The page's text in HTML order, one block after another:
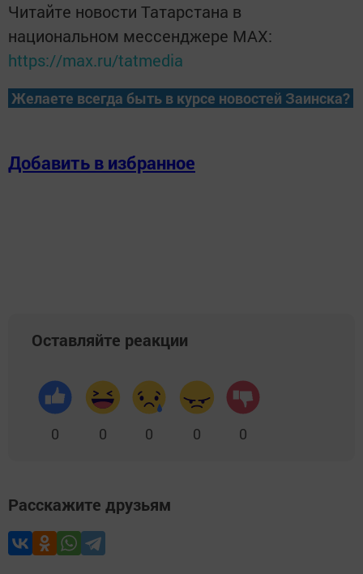
Читайте новости Татарстана в
национальном мессенджере MАХ:
https://max.ru/tatmedia
Желаете всегда быть в курсе новостей Заинска?
Добавить в избранное
Оставляйте реакции
0 0 0 0 0
Расскажите друзьям